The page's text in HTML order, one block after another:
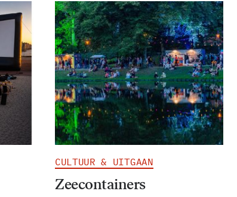
CULTUUR & UITGAAN
Zeecontainers